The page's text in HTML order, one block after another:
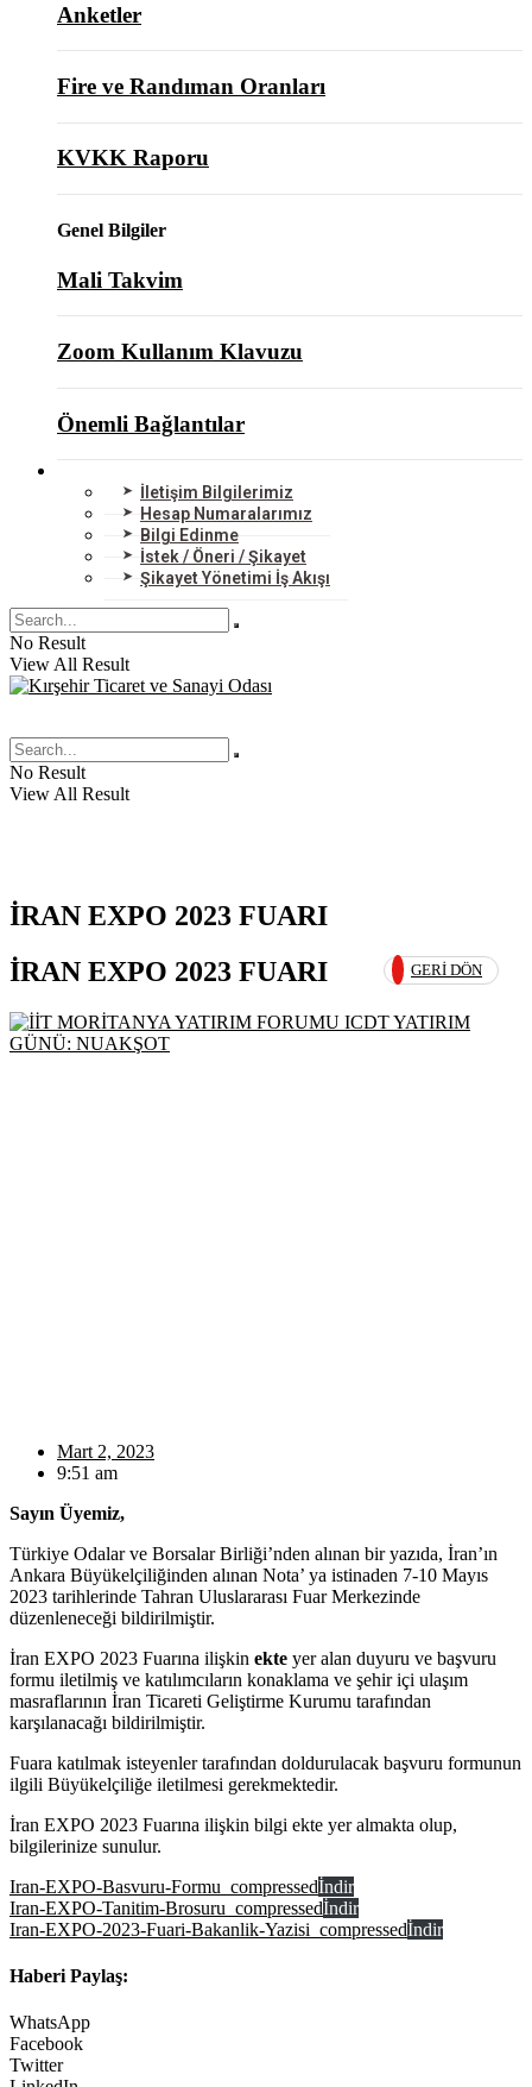
Anketler
Fire ve Randıman Oranları
KVKK Raporu
Genel Bilgiler
Mali Takvim
Zoom Kullanım Klavuzu
Önemli Bağlantılar
İletişim Bilgilerimiz
Hesap Numaralarımız
Bilgi Edinme
İstek / Öneri / Şikayet
Şikayet Yönetimi İş Akışı
No Result
View All Result
No Result
View All Result
İRAN EXPO 2023 FUARI
GERI DÖN
İRAN EXPO 2023 FUARI
Mart 2, 2023
9:51 am
Sayın Üyemiz,
Türkiye Odalar ve Borsalar Birliği’nden alınan bir yazıda, İran’ın
Ankara Büyükelçiliğinden alınan Nota’ ya istinaden 7-10 Mayıs
2023 tarihlerinde Tahran Uluslararası Fuar Merkezinde
düzenleneceği bildirilmiştir.
İran EXPO 2023 Fuarına ilişkin ekte yer alan duyuru ve başvuru
formu iletilmiş ve katılımcıların konaklama ve şehir içi ulaşım
masraflarının İran Ticareti Geliştirme Kurumu tarafından
karşılanacağı bildirilmiştir.
Fuara katılmak isteyenler tarafından doldurulacak başvuru formunun
ilgili Büyükelçiliğe iletilmesi gerekmektedir.
İran EXPO 2023 Fuarına ilişkin bilgi ekte yer almakta olup,
bilgilerinize sunulur.
Iran-EXPO-Basvuru-Formu_compressedİndir
Iran-EXPO-Tanitim-Brosuru_compressedİndir
Iran-EXPO-2023-Fuari-Bakanlik-Yazisi_compressedİndir
Haberi Paylaş:
WhatsApp
Facebook
Twitter